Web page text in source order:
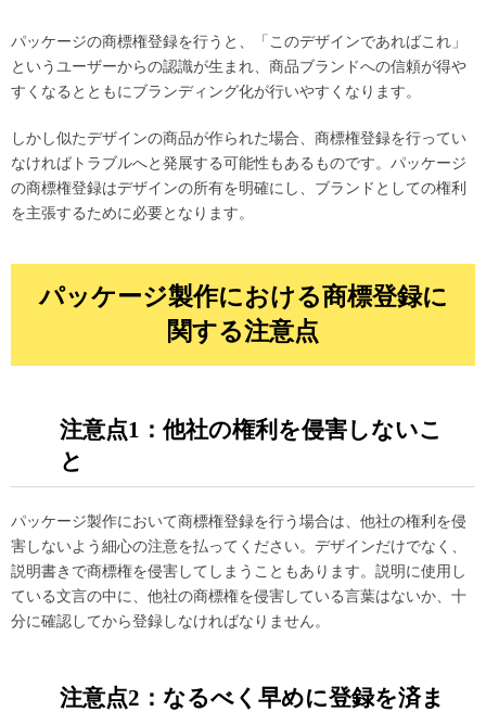
パッケージの商標権登録を行うと、「このデザインであればこれ」
というユーザーからの認識が生まれ、商品ブランドへの信頼が得や
すくなるとともにブランディング化が行いやすくなります。
しかし似たデザインの商品が作られた場合、商標権登録を行ってい
なければトラブルへと発展する可能性もあるものです。パッケージ
の商標権登録はデザインの所有を明確にし、ブランドとしての権利
を主張するために必要となります。
パッケージ製作における商標登録に
関する注意点
注意点1：他社の権利を侵害しないこ
と
パッケージ製作において商標権登録を行う場合は、他社の権利を侵
害しないよう細心の注意を払ってください。デザインだけでなく、
説明書きで商標権を侵害してしまうこともあります。説明に使用し
ている文言の中に、他社の商標権を侵害している言葉はないか、十
分に確認してから登録しなければなりません。
注意点2：なるべく早めに登録を済ま